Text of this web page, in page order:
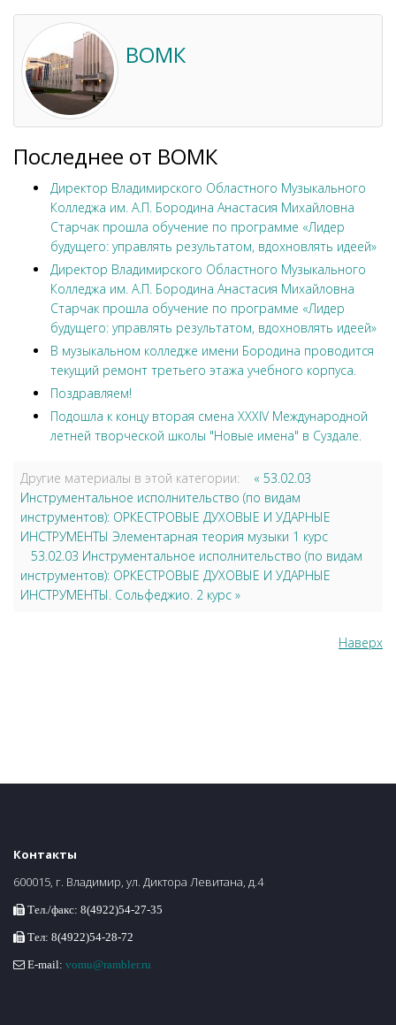
ВОМК
Последнее от ВОМК
Директор Владимирского Областного Музыкального
Колледжа им. А.П. Бородина Анастасия Михайловна
Старчак прошла обучение по программе «Лидер
будущего: управлять результатом, вдохновлять идеей»
Директор Владимирского Областного Музыкального
Колледжа им. А.П. Бородина Анастасия Михайловна
Старчак прошла обучение по программе «Лидер
будущего: управлять результатом, вдохновлять идеей»
В музыкальном колледже имени Бородина проводится
текущий ремонт третьего этажа учебного корпуса.
Поздравляем!
Подошла к концу вторая смена XXXIV Международной
летней творческой школы "Новые имена" в Суздале.
Другие материалы в этой категории:
« 53.02.03
Инструментальное исполнительство (по видам
инструментов): ОРКЕСТРОВЫЕ ДУХОВЫЕ И УДАРНЫЕ
ИНСТРУМЕНТЫ Элементарная теория музыки 1 курс
53.02.03 Инструментальное исполнительство (по видам
инструментов): ОРКЕСТРОВЫЕ ДУХОВЫЕ И УДАРНЫЕ
ИНСТРУМЕНТЫ. Сольфеджио. 2 курс »
Наверх
Контакты
600015, г. Владимир, ул. Диктора Левитана, д.4
Тел./факс: 8(4922)54-27-35
Тел: 8(4922)54-28-72
E-mail: vomu@rambler.ru